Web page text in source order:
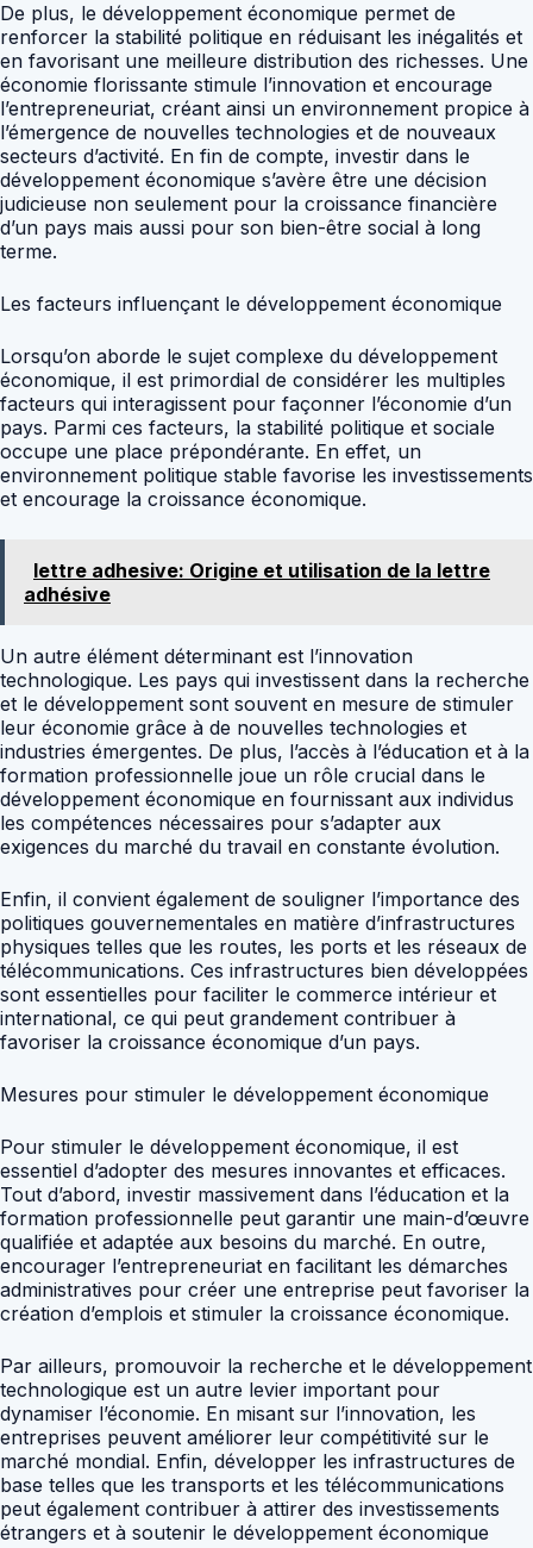
De plus, le développement économique permet de
renforcer la stabilité politique en réduisant les inégalités et
en favorisant une meilleure distribution des richesses. Une
économie florissante stimule l’innovation et encourage
l’entrepreneuriat, créant ainsi un environnement propice à
l’émergence de nouvelles technologies et de nouveaux
secteurs d’activité. En fin de compte, investir dans le
développement économique s’avère être une décision
judicieuse non seulement pour la croissance financière
d’un pays mais aussi pour son bien-être social à long
terme.
Les facteurs influençant le développement économique
Lorsqu’on aborde le sujet complexe du développement
économique, il est primordial de considérer les multiples
facteurs qui interagissent pour façonner l’économie d’un
pays. Parmi ces facteurs, la stabilité politique et sociale
occupe une place prépondérante. En effet, un
environnement politique stable favorise les investissements
et encourage la croissance économique.
lettre adhesive: Origine et utilisation de la lettre
adhésive
Un autre élément déterminant est l’innovation
technologique. Les pays qui investissent dans la recherche
et le développement sont souvent en mesure de stimuler
leur économie grâce à de nouvelles technologies et
industries émergentes. De plus, l’accès à l’éducation et à la
formation professionnelle joue un rôle crucial dans le
développement économique en fournissant aux individus
les compétences nécessaires pour s’adapter aux
exigences du marché du travail en constante évolution.
Enfin, il convient également de souligner l’importance des
politiques gouvernementales en matière d’infrastructures
physiques telles que les routes, les ports et les réseaux de
télécommunications. Ces infrastructures bien développées
sont essentielles pour faciliter le commerce intérieur et
international, ce qui peut grandement contribuer à
favoriser la croissance économique d’un pays.
Mesures pour stimuler le développement économique
Pour stimuler le développement économique, il est
essentiel d’adopter des mesures innovantes et efficaces.
Tout d’abord, investir massivement dans l’éducation et la
formation professionnelle peut garantir une main-d’œuvre
qualifiée et adaptée aux besoins du marché. En outre,
encourager l’entrepreneuriat en facilitant les démarches
administratives pour créer une entreprise peut favoriser la
création d’emplois et stimuler la croissance économique.
Par ailleurs, promouvoir la recherche et le développement
technologique est un autre levier important pour
dynamiser l’économie. En misant sur l’innovation, les
entreprises peuvent améliorer leur compétitivité sur le
marché mondial. Enfin, développer les infrastructures de
base telles que les transports et les télécommunications
peut également contribuer à attirer des investissements
étrangers et à soutenir le développement économique